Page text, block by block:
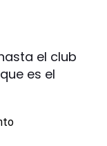
el club
es el